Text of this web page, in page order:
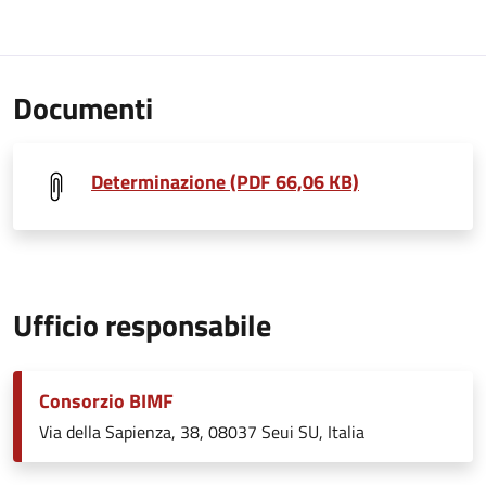
Documenti
Determinazione (PDF 66,06 KB)
Ufficio responsabile
Consorzio BIMF
Via della Sapienza, 38, 08037 Seui SU, Italia